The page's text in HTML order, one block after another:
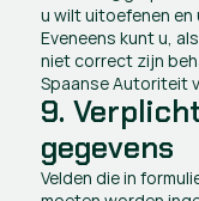
u wilt uitoefenen
Eveneens kunt u,
niet correct zijn
Spaanse Autoriteit
9.
gegevens
Velden die in